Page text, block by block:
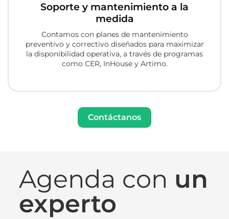
Soporte y mantenimiento a la
medida
Contamos con planes de mantenimiento
preventivo y correctivo diseñados para maximizar
la disponibilidad operativa, a través de programas
como CER, InHouse y Artimo.
Contáctanos
Agenda con un
experto